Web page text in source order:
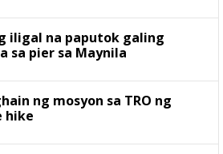
iligal na paputok galing
sa pier sa Maynila
ng mosyon sa TRO ng
hike